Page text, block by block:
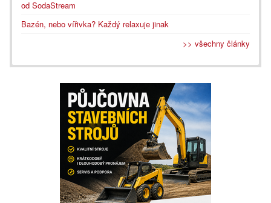
od SodaStream
Bazén, nebo vířivka? Každý relaxuje jinak
>> všechny články